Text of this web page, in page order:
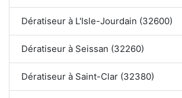
Dératiseur à L'Isle-Jourdain (32600)
Dératiseur à Seissan (32260)
Dératiseur à Saint-Clar (32380)